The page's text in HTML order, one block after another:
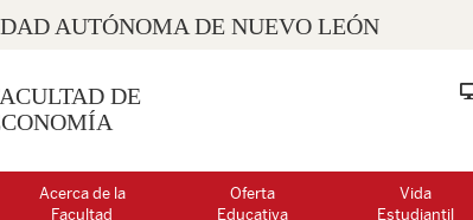
AUTÓNOMA DE NUEVO LEÓN
DE
Acerca de la
Facultad
Oferta
Educativa
Vida
Estudiantil